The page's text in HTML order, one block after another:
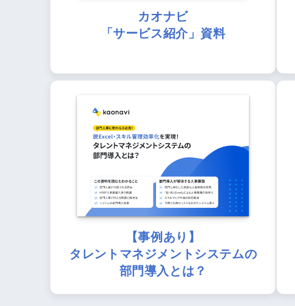
カオナビ
「サービス紹介」資料
【事例あり】
タレントマネジメントシステムの
部門導入とは？